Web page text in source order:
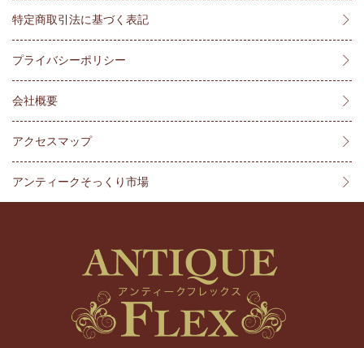
特定商取引法に基づく表記
プライバシーポリシー
会社概要
アクセスマップ
アンティークそっくり市場